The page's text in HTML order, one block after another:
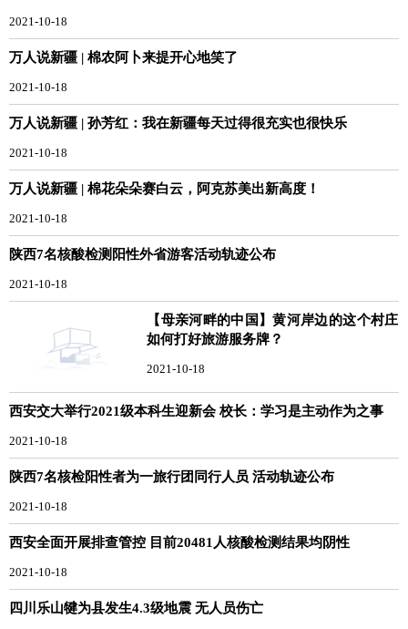
2021-10-18
万人说新疆 | 棉农阿卜来提开心地笑了
2021-10-18
万人说新疆 | 孙芳红：我在新疆每天过得很充实也很快乐
2021-10-18
万人说新疆 | 棉花朵朵赛白云，阿克苏美出新高度！
2021-10-18
陕西7名核酸检测阳性外省游客活动轨迹公布
2021-10-18
【母亲河畔的中国】黄河岸边的这个村庄
如何打好旅游服务牌？
2021-10-18
西安交大举行2021级本科生迎新会 校长：学习是主动作为之事
2021-10-18
陕西7名核检阳性者为一旅行团同行人员 活动轨迹公布
2021-10-18
西安全面开展排查管控 目前20481人核酸检测结果均阴性
2021-10-18
四川乐山犍为县发生4.3级地震 无人员伤亡